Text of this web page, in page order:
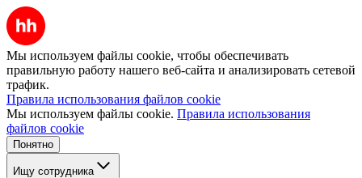
Мы используем файлы cookie, чтобы обеспечивать
правильную работу нашего веб-сайта и анализировать сетевой
трафик.
Правила использования файлов cookie
Мы используем файлы cookie. Правила использования
файлов cookie
Понятно
Ищу сотрудника